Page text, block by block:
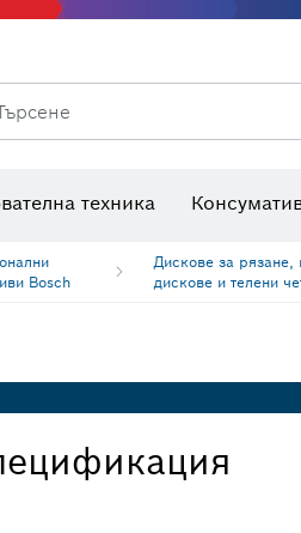
техника
Bosch
Дискове за
дискове и телени